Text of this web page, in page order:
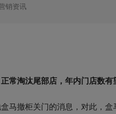
销资讯
常淘汰尾部店，年内门店数
马撤柜关门的消息，对此，